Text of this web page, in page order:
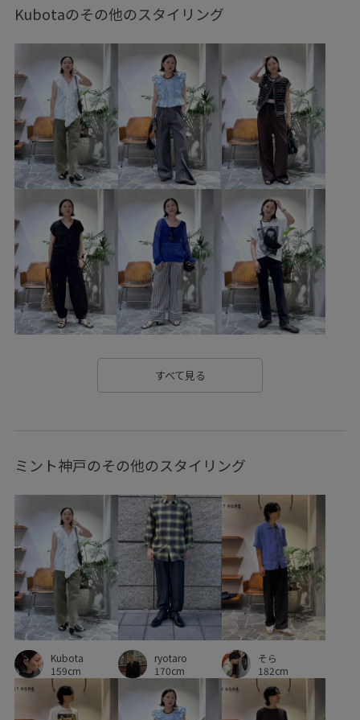
シャツ/ブラウス オールインワン/サロペット
シューズ ファッション雑貨
折りたたみ傘 キャップ EUA36850
EUH36190 EUU36060 EUX36290 GAI06000
GAY06050 26SS30 26SS40 ASICS
Brooks Brothers Exclusive_GW LeSportsac
LeSportsac別注 LOW CLASSIC Tシャツ UVカット
みんながチェックしているアイテム_pickup アイコニック
アダムエロぺ雑貨 アダムオールインワン
アメリカンスリーブ インナータンク オールシーズン
ジャージ
ストラップ セット ナイロン
ポリエステル ミニバッグ ミニマル
ユニセックス リサイクル ロンパース 伸縮性 傘
別注アイテム 取り外し可能 取り外し可能なショルダー
小物 抜け感 晴雨兼用 楽ちん 耐久性
軽羽織26SS 長財布
Kubotaのその他のスタイリング
すべて見る
ミント神戸のその他のスタイリング
Kubota
159cm
ryotaro
170cm
そら
182cm